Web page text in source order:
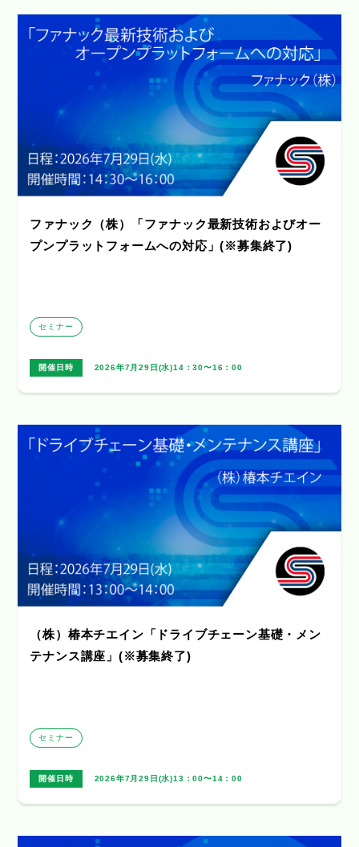
ファナック（株）「ファナック最新技術およびオー
プンプラットフォームへの対応」(※募集終了)
セミナー
開催日時 2026年7月29日(水)14：30〜16：00
（株）椿本チエイン「ドライブチェーン基礎・メン
テナンス講座」(※募集終了)
セミナー
開催日時 2026年7月29日(水)13：00〜14：00